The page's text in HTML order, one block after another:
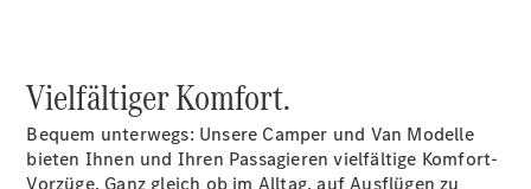
Vielfältiger Komfort.
Bequem unterwegs: Unsere Camper und Van Modelle
bieten Ihnen und Ihren Passagieren vielfältige Komfort-
Vorzüge. Ganz gleich ob im Alltag, auf Ausflügen zu